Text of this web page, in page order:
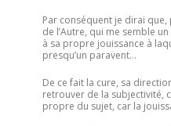
Par conséquent je dirai que,
de l’Autre, qui me semble
à sa propre jouissance à
presqu’un paravent…
De ce fait la cure, sa
retrouver de la subjectivité,
propre du sujet, car la